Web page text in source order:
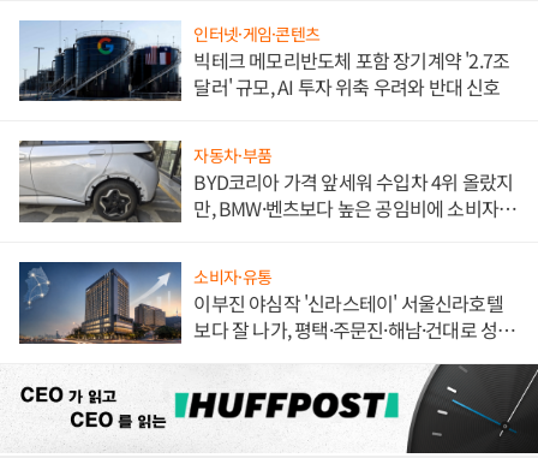
인터넷·게임·콘텐츠
빅테크 메모리반도체 포함 장기계약 '2.7조
달러' 규모, AI 투자 위축 우려와 반대 신호
자동차·부품
BYD코리아 가격 앞세워 수입차 4위 올랐지
만, BMW·벤츠보다 높은 공임비에 소비자
소비자·유통
이부진 야심작 '신라스테이' 서울신라호텔
보다 잘 나가, 평택·주문진·해남·건대로 성